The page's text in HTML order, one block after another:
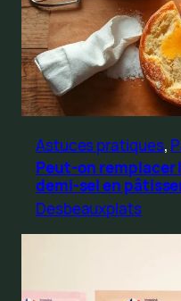
Astuces pratiques,
Peut-on remplacer
demi-sel en
Desbeauxplats